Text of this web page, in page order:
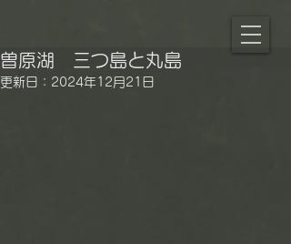
曽原湖 三つ島と丸島
更新日： 2024年12月21日